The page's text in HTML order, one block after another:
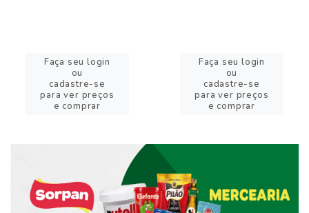
Faça seu login
ou
cadastre-se
para ver preços
e comprar
Faça seu login
ou
cadastre-se
para ver preços
e comprar